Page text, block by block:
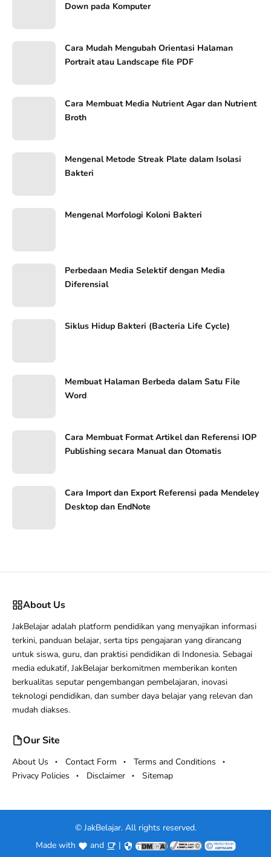
Down pada Komputer
Cara Mudah Mengubah Orientasi Halaman
Portrait atau Landscape file PDF
Cara Membuat Media Nutrient Agar dan Nutrient
Broth
Mengenal Metode Streak Plate dalam Isolasi
Bakteri
Mengenal Morfologi Koloni Bakteri
Perbedaan Media Selektif dengan Media
Diferensial
Siklus Hidup Bakteri (Bacteria Life Cycle)
Membuat Halaman Berbeda dalam Satu File
Word
Cara Membuat Format Artikel dan Referensi IOP
Publishing secara Manual dan Otomatis
Cara Import dan Export Referensi pada Mendeley
Desktop dan EndNote
About Us
JakBelajar adalah platform pendidikan yang menyajikan informasi
terkini, panduan belajar, serta tips pengajaran yang dirancang
untuk siswa, guru, dan praktisi pendidikan di Indonesia. Sebagai
media edukatif, JakBelajar berkomitmen memberikan konten
berkualitas seputar pengembangan pembelajaran, inovasi
teknologi pendidikan, dan sumber daya belajar yang relevan dan
mudah diakses.
Our Site
About Us Contact Form
Terms and Conditions
Privacy Policies
Disclaimer Sitemap
© JakBelajar. All rights reserved.
Made with
and |